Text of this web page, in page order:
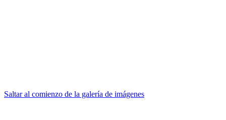
Saltar al comienzo de la galería de imágenes